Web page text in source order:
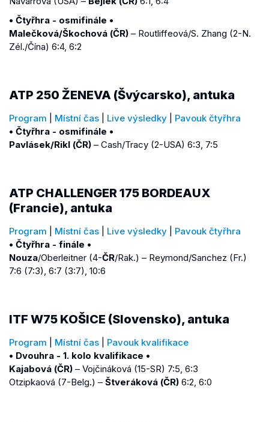
• Čtyřhra - osmifinále •
Malečková/Škochová (ČR) – Routliffeová/S. Zhang (2-N.
Zél./Čína) 6:4, 6:2
ATP 250 ŽENEVA (Švýcarsko), antuka
Program Místní čas Live výsledky
Pavouk čtyřhra
• Čtyřhra - osmifinále •
Pavlásek/Rikl (ČR) – Cash/Tracy (2-USA) 6:3, 7:5
ATP CHALLENGER 175 BORDEAUX
(Francie), antuka
Program Místní čas Live výsledky
Pavouk čtyřhra
• Čtyřhra - finále •
Nouza/Oberleitner (4-ČR/Rak.) – Reymond/Sanchez (Fr.)
7:6 (7:3), 6:7 (3:7), 10:6
ITF W75 KOŠICE (Slovensko), antuka
Program Místní čas
Pavouk kvalifikace
• Dvouhra - 1. kolo kvalifikace •
Kajabová (ČR) – Vojčináková (15-SR) 7:5, 6:3
Otzipkaová (7-Belg.) – Štveráková (ČR) 6:2, 6:0